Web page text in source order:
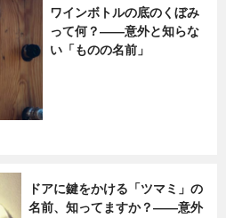
ニュース
エンタメ
ワインボトルの底のくぼみ
って何？――意外と知らな
い「ものの名前」
ドアに鍵をかける「ツマミ」の
名前、知ってますか？――意外